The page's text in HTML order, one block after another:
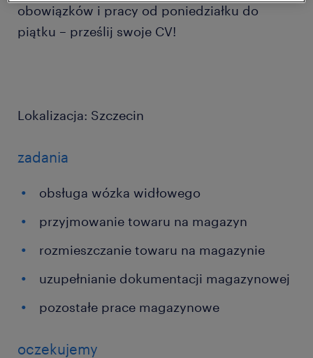
obowiązków i pracy od poniedziałku do
piątku – prześlij swoje CV!
Lokalizacja: Szczecin
zadania
obsługa wózka widłowego
przyjmowanie towaru na magazyn
rozmieszczanie towaru na magazynie
uzupełnianie dokumentacji magazynowej
pozostałe prace magazynowe
oczekujemy